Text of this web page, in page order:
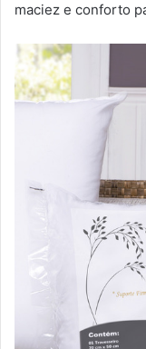
maciez e conforto